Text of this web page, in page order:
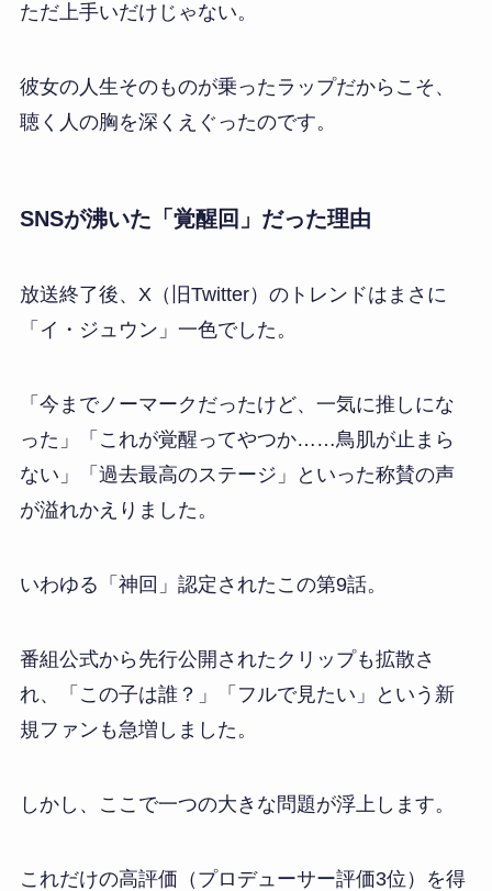
ただ上手いだけじゃない。
彼女の人生そのものが乗ったラップだからこそ、
聴く人の胸を深くえぐったのです。
SNSが沸いた「覚醒回」だった理由
放送終了後、X（旧Twitter）のトレンドはまさに
「イ・ジュウン」一色でした。
「今までノーマークだったけど、一気に推しにな
った」「これが覚醒ってやつか……鳥肌が止まら
ない」「過去最高のステージ」といった称賛の声
が溢れかえりました。
いわゆる「神回」認定されたこの第9話。
番組公式から先行公開されたクリップも拡散さ
れ、「この子は誰？」「フルで見たい」という新
規ファンも急増しました。
しかし、ここで一つの大きな問題が浮上します。
これだけの高評価（プロデューサー評価3位）を得